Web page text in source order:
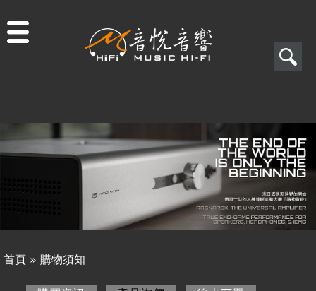
搜
表
單
搜
尋
商品一覽
二手專區
視聽專欄
購物須知
您
首頁 » 購物須知